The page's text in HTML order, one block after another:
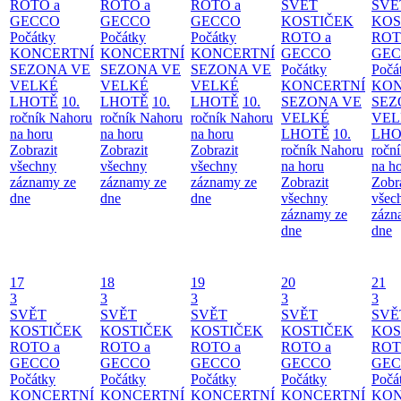
ROTO a
GECCO
Počátky
KONCERTNÍ
SEZONA VE
VELKÉ
LHOTĚ 10.
ročník Nahoru
na horu
Zobrazit
všechny
záznamy ze
dne
ROTO a
GECCO
Počátky
KONCERTNÍ
SEZONA VE
VELKÉ
LHOTĚ 10.
ročník Nahoru
na horu
Zobrazit
všechny
záznamy ze
dne
ROTO a
GECCO
Počátky
KONCERTNÍ
SEZONA VE
VELKÉ
LHOTĚ 10.
ročník Nahoru
na horu
Zobrazit
všechny
záznamy ze
dne
SVĚT
KOSTIČEK
ROTO a
GECCO
Počátky
KONCERTNÍ
SEZONA VE
VELKÉ
LHOTĚ 10.
ročník Nahoru
na horu
Zobrazit
všechny
záznamy ze
dne
na
dne
17
3
SVĚT
KOSTIČEK
ROTO a
GECCO
Počátky
KONCERTNÍ
18
3
SVĚT
KOSTIČEK
ROTO a
GECCO
Počátky
KONCERTNÍ
19
3
SVĚT
KOSTIČEK
ROTO a
GECCO
Počátky
KONCERTNÍ
20
3
SVĚT
KOSTIČEK
ROTO a
GECCO
Počátky
KONCERTNÍ
21
3